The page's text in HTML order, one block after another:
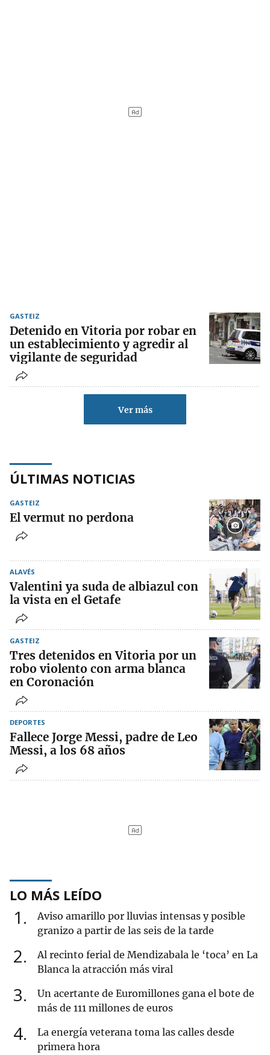
GASTEIZ
Detenido en Vitoria por robar en
un establecimiento y agredir al
vigilante de seguridad
Ver más
ÚLTIMAS NOTICIAS
GASTEIZ
El vermut no perdona
ALAVÉS
Valentini ya suda de albiazul con
la vista en el Getafe
GASTEIZ
Tres detenidos en Vitoria por un
robo violento con arma blanca
en Coronación
DEPORTES
Fallece Jorge Messi, padre de Leo
Messi, a los 68 años
LO MÁS LEÍDO
1
Aviso amarillo por lluvias intensas y posible
granizo a partir de las seis de la tarde
2
Al recinto ferial de Mendizabala le ‘toca’ en La
Blanca la atracción más viral
3
Un acertante de Euromillones gana el bote de
más de 111 millones de euros
4
La energía veterana toma las calles desde
primera hora